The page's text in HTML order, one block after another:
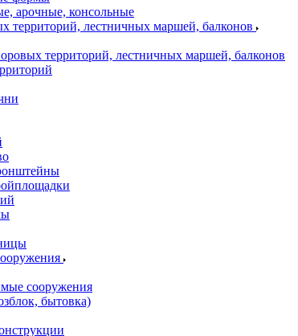
арочные, консольные
территорий, лестничных маршей, балконов
территорий, лестничных маршей, балконов
сооружения
бытовка)